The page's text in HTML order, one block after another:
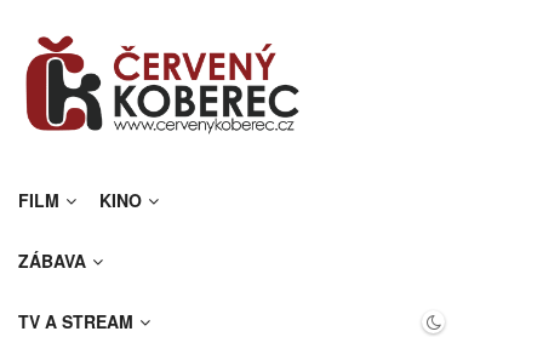
FILM KINO
ZÁBAVA
TV A STREAM